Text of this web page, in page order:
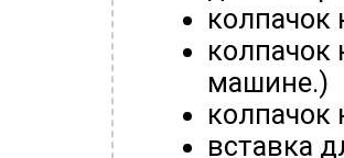
колпачок
машине.)
вставка